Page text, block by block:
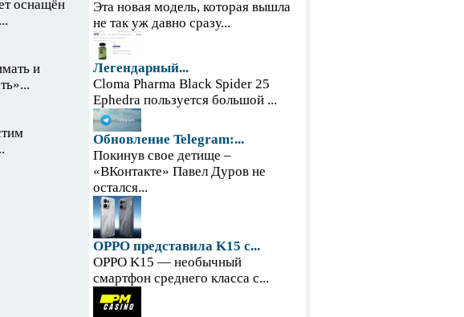
оснащён
и
Эта новая модель, которая вышла
не так уж давно сразу...
Легендарный...
Cloma Pharma Black Spider 25
Ephedra пользуется большой ...
Обновление Telegram:...
Покинув свое детище –
«ВКонтакте» Павел Дуров не
остался...
OPPO представила K15 с...
OPPO K15 — необычный
смартфон среднего класса с...